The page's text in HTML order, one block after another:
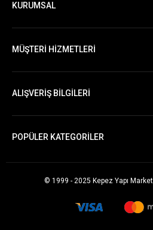
KURUMSAL
MÜŞTERİ HİZMETLERİ
ALIŞVERİŞ BİLGİLERİ
POPÜLER KATEGORİLER
© 1999 - 2025 Kepez Yapı Market